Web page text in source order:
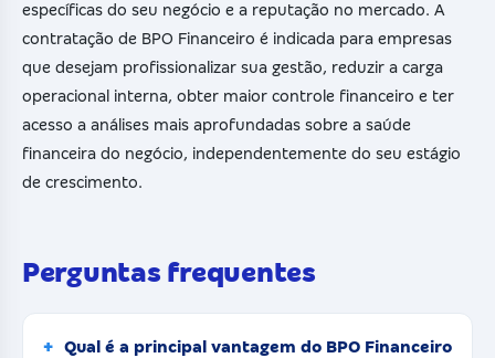
específicas do seu negócio e a reputação no mercado. A
contratação de BPO Financeiro é indicada para empresas
que desejam profissionalizar sua gestão, reduzir a carga
operacional interna, obter maior controle financeiro e ter
acesso a análises mais aprofundadas sobre a saúde
financeira do negócio, independentemente do seu estágio
de crescimento.
Perguntas frequentes
Qual é a principal vantagem do BPO Financeiro